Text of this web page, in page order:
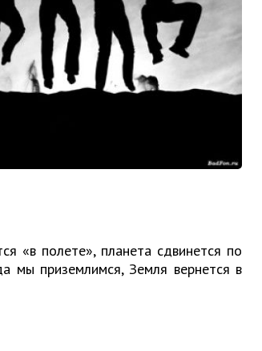
«в полете», планета сдвинется по
мы приземлимся, Земля вернется в